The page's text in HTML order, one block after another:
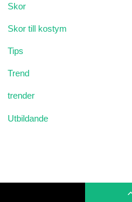
Skor
Skor till kostym
Tips
Trend
trender
Utbildande